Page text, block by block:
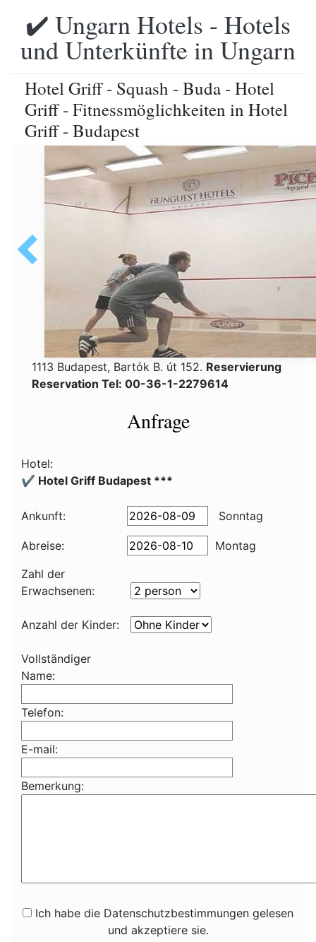
✔️ Ungarn Hotels - Hotels
und Unterkünfte in Ungarn
Hotel Griff - Squash - Buda - Hotel
Griff - Fitnessmöglichkeiten in Hotel
Griff - Budapest
1113 Budapest, Bartók B. út 152. Reservierung
Reservation Tel: 00-36-1-2279614
Anfrage
Hotel:
✔️ Hotel Griff Budapest ***
Ankunft: Sonntag
Abreise:
Montag
Zahl der
Erwachsenen:
Anzahl der Kinder:
Vollständiger
Name:
Telefon:
E-mail:
Bemerkung:
Ich habe die Datenschutzbestimmungen gelesen
und akzeptiere sie.